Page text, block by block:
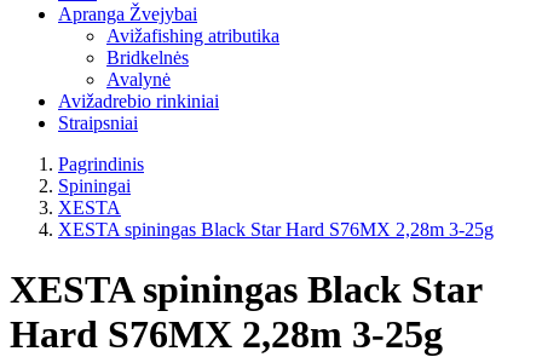
Apranga Žvejybai
Avižafishing atributika
Bridkelnės
Avalynė
Avižadrebio rinkiniai
Straipsniai
Pagrindinis
Spiningai
XESTA
XESTA spiningas Black Star Hard S76MX 2,28m 3-25g
XESTA spiningas Black Star
Hard S76MX 2,28m 3-25g